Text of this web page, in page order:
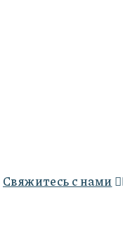
Свяжитесь с нами